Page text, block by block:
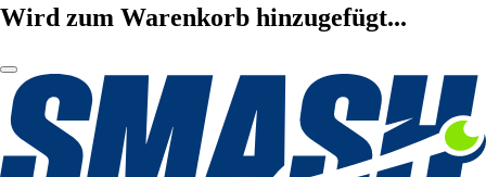
Wird zum Warenkorb hinzugefügt...